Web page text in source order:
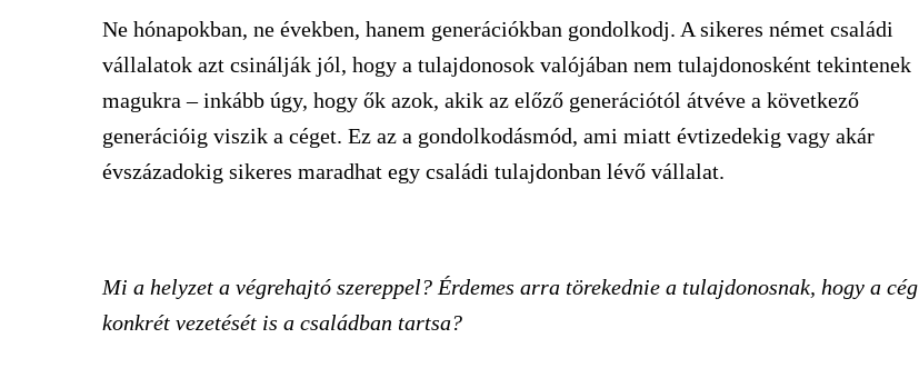
Ne hónapokban, ne években, hanem generációkban gondolkodj. A sikeres német családi
vállalatok azt csinálják jól, hogy a tulajdonosok valójában nem tulajdonosként tekintenek
magukra – inkább úgy, hogy ők azok, akik az előző generációtól átvéve a következő
generációig viszik a céget. Ez az a gondolkodásmód, ami miatt évtizedekig vagy akár
évszázadokig sikeres maradhat egy családi tulajdonban lévő vállalat.
Mi a helyzet a végrehajtó szereppel? Érdemes arra törekednie a tulajdonosnak, hogy a cég
konkrét vezetését is a családban tartsa?